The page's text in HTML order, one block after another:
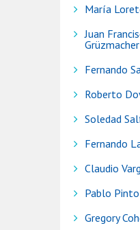
María
Juan
Grüzmacher
Fernando
Roberto
Soledad
Fernando
Claudio
Pablo
Gregory